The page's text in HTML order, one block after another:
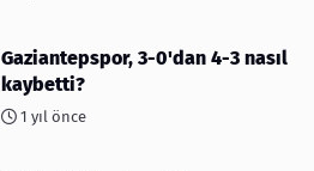
Gaziantepspor, 3-0'dan 4-3 nasıl
kaybetti?
1 yıl önce